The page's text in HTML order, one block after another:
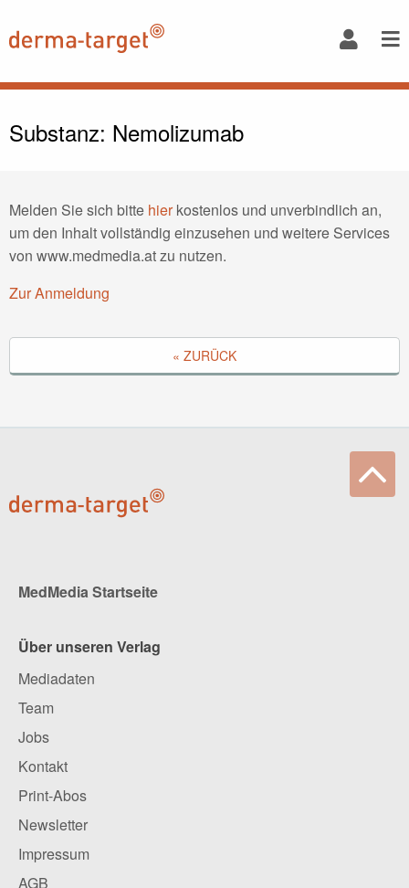
Substanz: Nemolizumab
Melden Sie sich bitte hierkostenlos und unverbindlich an,
um den Inhalt vollständig einzusehen und weitere Services
von www.medmedia.at zu nutzen.
Zur Anmeldung
« ZURÜCK
MedMedia Startseite
Über unseren Verlag
Mediadaten
Team
Jobs
Kontakt
Print-Abos
Newsletter
Impressum
AGB